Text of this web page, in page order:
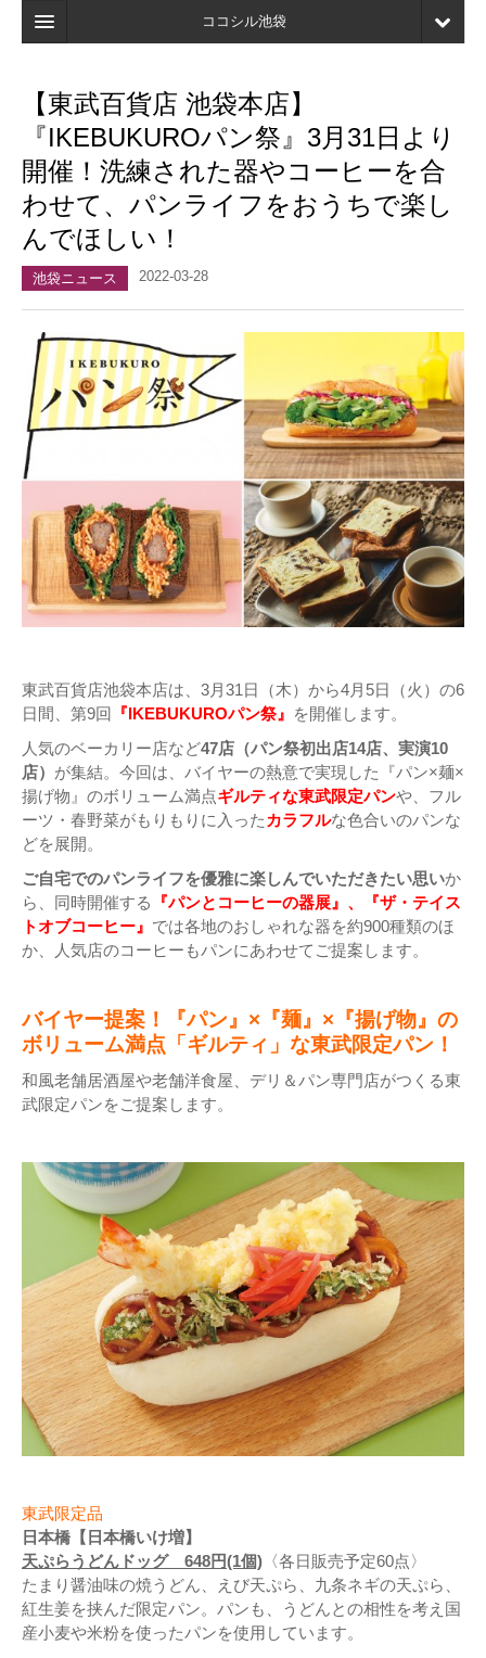
ココシル池袋
検索
店舗・施設最新情報
口コミ
マイページ
ブックマーク
【東武百貨店 池袋本店】
『IKEBUKUROパン祭』3月31日より
開催！洗練された器やコーヒーを合
わせて、パンライフをおうちで楽し
んでほしい！
池袋ニュース 2022-03-28
東武百貨店池袋本店は、3月31日（木）から4月5日（火）の6
日間、第9回
『IKEBUKUROパン祭』 を開催します。
人気のベーカリー店など47店（パン祭初出店14店、実演10
店） が集結。今回は、バイヤーの熱意で実現した『パン×麺×
揚げ物』のボリューム満点ギルティな東武限定パンや、フル
ーツ・春野菜がもりもりに入った カラフルな色合いのパンな
どを展開。
ご自宅でのパンライフを優雅に楽しんでいただきたい思いか
ら、同時開催する
『パンとコーヒーの器展』、『ザ・テイス
トオブコーヒー』 では各地のおしゃれな器を約900種類のほ
か、人気店のコーヒーもパンにあわせてご提案します。
バイヤー提案！『パン』×『麺』×『揚げ物』の
ボリューム満点「ギルティ」な東武限定パン！
和風老舗居酒屋や老舗洋食屋、デリ＆パン専門店がつくる東
武限定パンをご提案します。
東武限定品
日本橋【日本橋いけ増】
天ぷらうどんドッグ 648円(1個) 〈各日販売予定60点〉
たまり醤油味の焼うどん、えび天ぷら、九条ネギの天ぷら、
紅生姜を挟んだ限定パン。パンも、うどんとの相性を考え国
産小麦や米粉を使ったパンを使用しています。